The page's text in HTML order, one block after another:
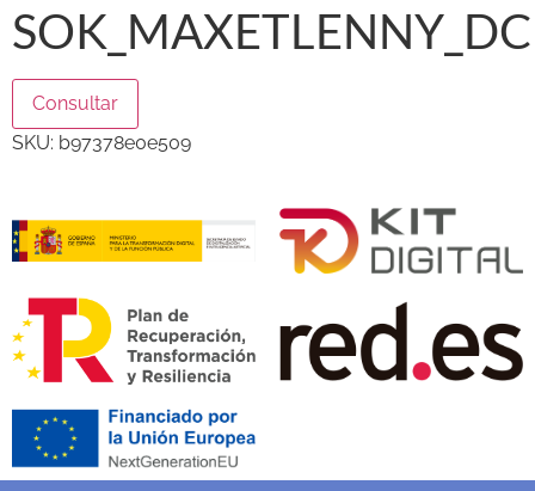
Consultar
SKU: b97378e0e509